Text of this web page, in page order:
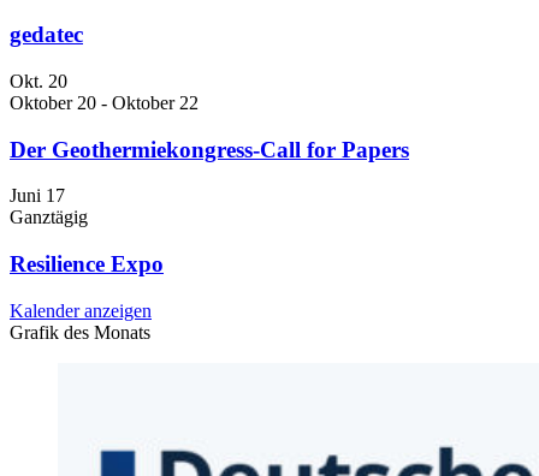
gedatec
Okt. 20
Oktober 20 - Oktober 22
Der Geothermiekongress-Call for Papers
Juni 17
Ganztägig
Resilience Expo
Kalender anzeigen
Grafik des Monats